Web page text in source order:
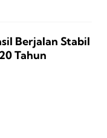
Berjalan Stabil
Tahun